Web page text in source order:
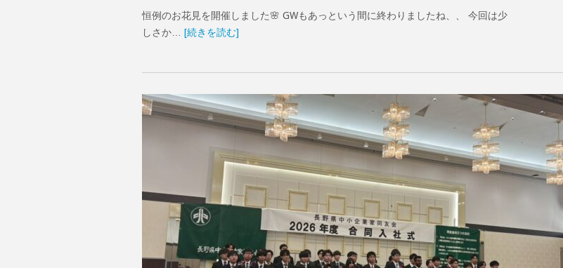
恒例のお花見を開催しました🌸 GWもあっという間に終わりましたね、、 今回は少
しさか…
[続きを読む]